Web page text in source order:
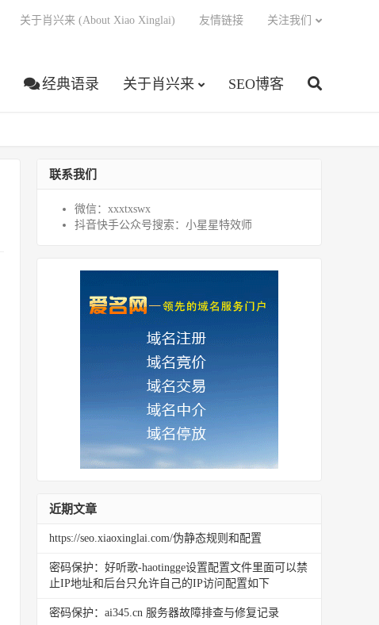
经典语录 关于肖兴来 SEO博客
关于肖兴来 (About Xiao Xinglai) 友情链接 关注我们
联系我们
微信：xxxtxswx
抖音快手公众号搜索：小星星特效师
近期文章
https://seo.xiaoxinglai.com/伪静态规则和配置
密码保护：好听歌-haotingge设置配置文件里面可以禁
止IP地址和后台只允许自己的IP访问配置如下
密码保护：ai345.cn 服务器故障排查与修复记录